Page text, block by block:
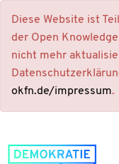
Diese Website ist
der Open
nicht mehr
okfn.de/impressum.